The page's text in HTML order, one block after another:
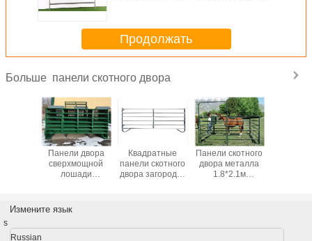
Продолжать
Больше панели скотного двора
хранят
Панели двора
сверхмощной
лошади
Квадратные
панели скотного
двора загородки
Панели скотного
двора металла
1.8*2.1м
Измените язык
s
Russian